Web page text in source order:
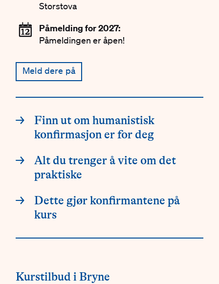
Storstova
📆 Påmelding for 2027:
Påmeldingen er åpen!
Meld dere på
→
Finn ut om humanistisk
konfirmasjon er for deg
→
Alt du trenger å vite om det
praktiske
→
Dette gjør konfirmantene på
kurs
Kurstilbud i Bryne